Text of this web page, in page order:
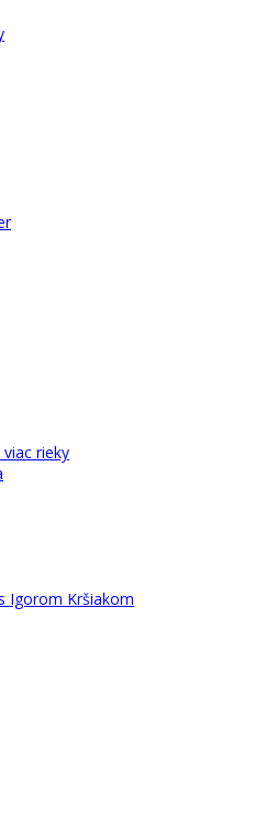
rieky
Igorom Kršiakom